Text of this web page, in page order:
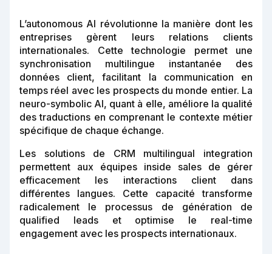
L’autonomous AI révolutionne la manière dont les
entreprises gèrent leurs relations clients
internationales. Cette technologie permet une
synchronisation multilingue instantanée des
données client, facilitant la communication en
temps réel avec les prospects du monde entier. La
neuro-symbolic AI, quant à elle, améliore la qualité
des traductions en comprenant le contexte métier
spécifique de chaque échange.
Les solutions de CRM multilingual integration
permettent aux équipes inside sales de gérer
efficacement les interactions client dans
différentes langues. Cette capacité transforme
radicalement le processus de génération de
qualified leads et optimise le real-time
engagement avec les prospects internationaux.